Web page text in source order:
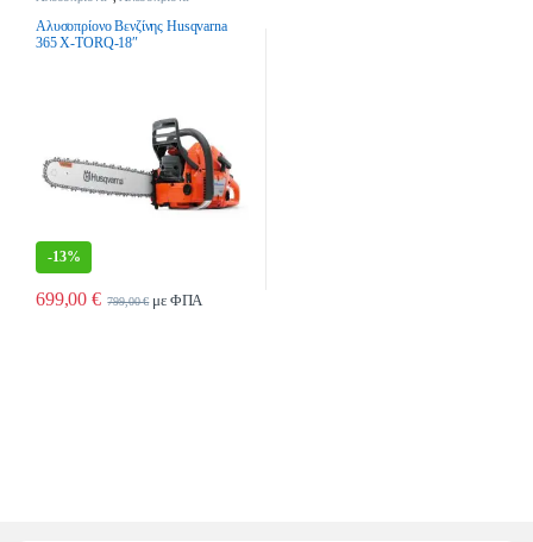
Γεωργικά Εργαλεία
Αλυσοπρίονο Βενζίνης Husqvarna
365 X-TORQ-18″
-13%
699,00€ 799,00€με ΦΠΑ